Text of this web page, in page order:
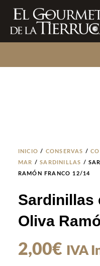
contenido
INICIO / CONSERVAS /
MAR /SARDINILLAS /
RAMÓN FRANCO 12/14
Sardinillas
Oliva
2,00€ IVA